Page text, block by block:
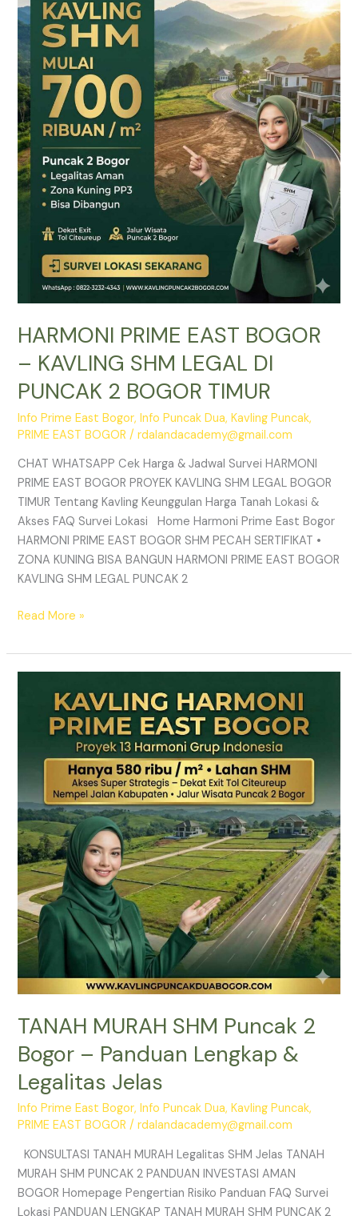
HARMONI PRIME EAST BOGOR
– KAVLING SHM LEGAL DI
PUNCAK 2 BOGOR TIMUR
Info Prime East Bogor,Info Puncak Dua,Kavling Puncak,
PRIME EAST BOGOR /rdalandacademy@gmail.com
CHAT WHATSAPP Cek Harga & Jadwal Survei HARMONI
PRIME EAST BOGOR PROYEK KAVLING SHM LEGAL BOGOR
TIMUR Tentang Kavling Keunggulan Harga Tanah Lokasi &
Akses FAQ Survei Lokasi Home Harmoni Prime East Bogor
HARMONI PRIME EAST BOGOR SHM PECAH SERTIFIKAT •
ZONA KUNING BISA BANGUN HARMONI PRIME EAST BOGOR
KAVLING SHM LEGAL PUNCAK 2
PRIME
EAST
BOGOR
–
KAVLING
SHM
LEGAL
DI
PUNCAK
2
BOGOR
Read More »
TANAH MURAH SHM Puncak 2
Bogor – Panduan Lengkap &
Legalitas Jelas
Info Prime East Bogor,Info Puncak Dua,Kavling Puncak,
PRIME EAST BOGOR /rdalandacademy@gmail.com
KONSULTASI TANAH MURAH Legalitas SHM Jelas TANAH
MURAH SHM PUNCAK 2 PANDUAN INVESTASI AMAN
BOGOR Homepage Pengertian Risiko Panduan FAQ Survei
Lokasi PANDUAN LENGKAP TANAH MURAH SHM PUNCAK 2
MURAH
Puncak
Panduan
Lengkap
&
Legalitas
Jelas